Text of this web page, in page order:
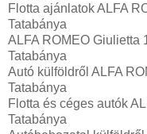
Flotta ajánlatok ALFA
Tatabánya
ALFA ROMEO Giulietta
Tatabánya
Autó külföldről ALFA
Tatabánya
Flotta és céges autók
Tatabánya